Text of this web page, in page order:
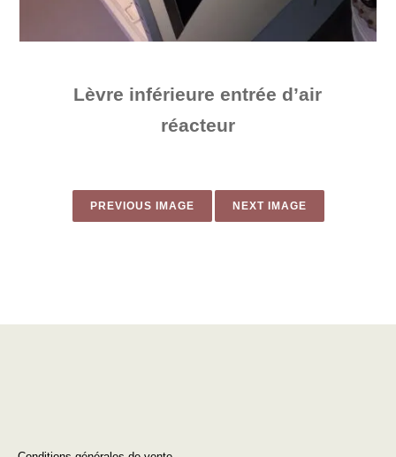
Lèvre inférieure entrée d’air
réacteur​
PREVIOUS IMAGE NEXT IMAGE